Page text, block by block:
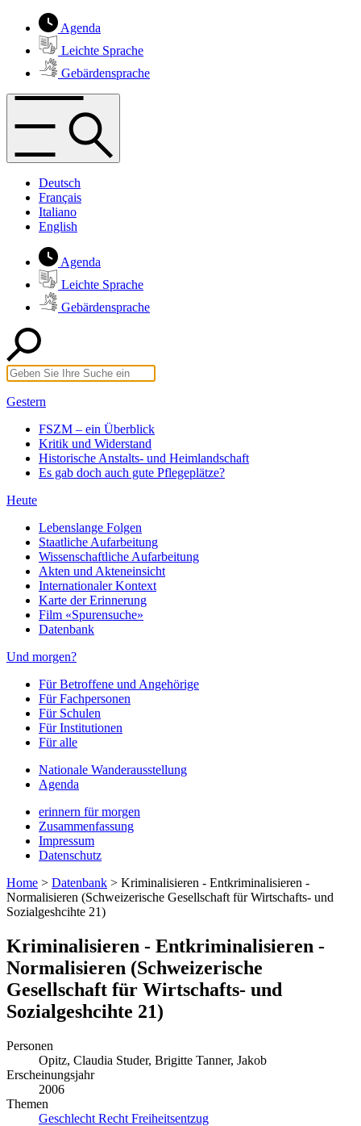
Agenda
Leichte Sprache
Gebärdensprache
Deutsch
Français
Italiano
English
Agenda
Leichte Sprache
Gebärdensprache
Gestern
FSZM – ein Überblick
Kritik und Widerstand
Historische Anstalts- und Heimlandschaft
Es gab doch auch gute Pflegeplätze?
Heute
Lebenslange Folgen
Staatliche Aufarbeitung
Wissenschaftliche Aufarbeitung
Akten und Akteneinsicht
Internationaler Kontext
Karte der Erinnerung
Film «Spurensuche»
Datenbank
Und morgen?
Für Betroffene und Angehörige
Für Fachpersonen
Für Schulen
Für Institutionen
Für alle
Nationale Wanderausstellung
Agenda
erinnern für morgen
Zusammenfassung
Impressum
Datenschutz
Home > Datenbank > Kriminalisieren - Entkriminalisieren -
Normalisieren (Schweizerische Gesellschaft für Wirtschafts- und
Sozialgeshcihte 21)
Kriminalisieren - Entkriminalisieren -
Normalisieren (Schweizerische
Gesellschaft für Wirtschafts- und
Sozialgeshcihte 21)
Personen
Opitz, Claudia Studer, Brigitte Tanner, Jakob
Erscheinungsjahr
2006
Themen
Geschlecht Recht Freiheitsentzug